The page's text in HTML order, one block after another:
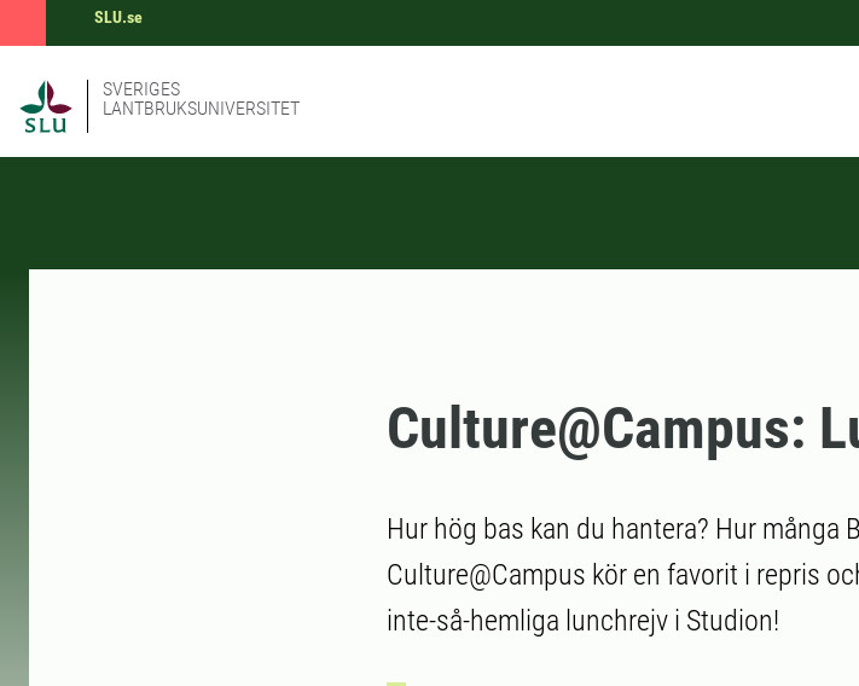
SLU.se
SVERIGES
LANTBRUKSUNIVERSITET
Culture@Campus:
Hur hög bas kan du hantera? Hur många
Culture@Campus kör en favorit i repris
inte-så-hemliga lunchrejv i Studion!